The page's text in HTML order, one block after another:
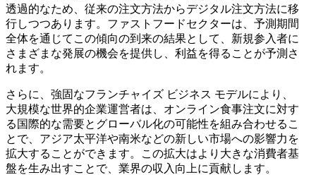
透過的なため、従来の注文方法からデジタル注文方法に移
行しつつあります。ファストフードセクターは、予測期間
全体を通じてこの傾向の到来の結果として、新規参入者に
さまざまな発展の機会を提供し、利益を得ることが予測さ
れます。
さらに、強固なフランチャイズ ビジネス モデルにより、
大規模な世界的企業運営者は、オンライン食事注文に対す
る国際的な需要とグローバル化の可能性を組み合わせるこ
とで、アジア太平洋や南米などの新しい市場への影響力を
拡大することができます。この拡大はより大きな消費者基
盤を生み出すことで、業界の収入向上に貢献します。